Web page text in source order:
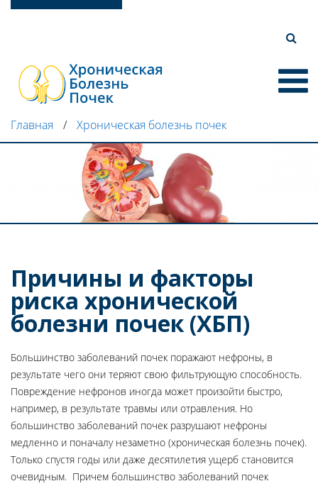
Перейти
содержанию
Main
Главная Хроническая болезнь почек
Причины и факторы
риска хронической
болезни почек (ХБП)
Большинство заболеваний почек поражают нефроны, в
результате чего они теряют свою фильтрующую способность.
Повреждение нефронов иногда может произойти быстро,
например, в результате травмы или отравления. Но
большинство заболеваний почек разрушают нефроны
медленно и поначалу незаметно (хроническая болезнь почек).
Только спустя годы или даже десятилетия ущерб становится
очевидным. Причем большинство заболеваний почек